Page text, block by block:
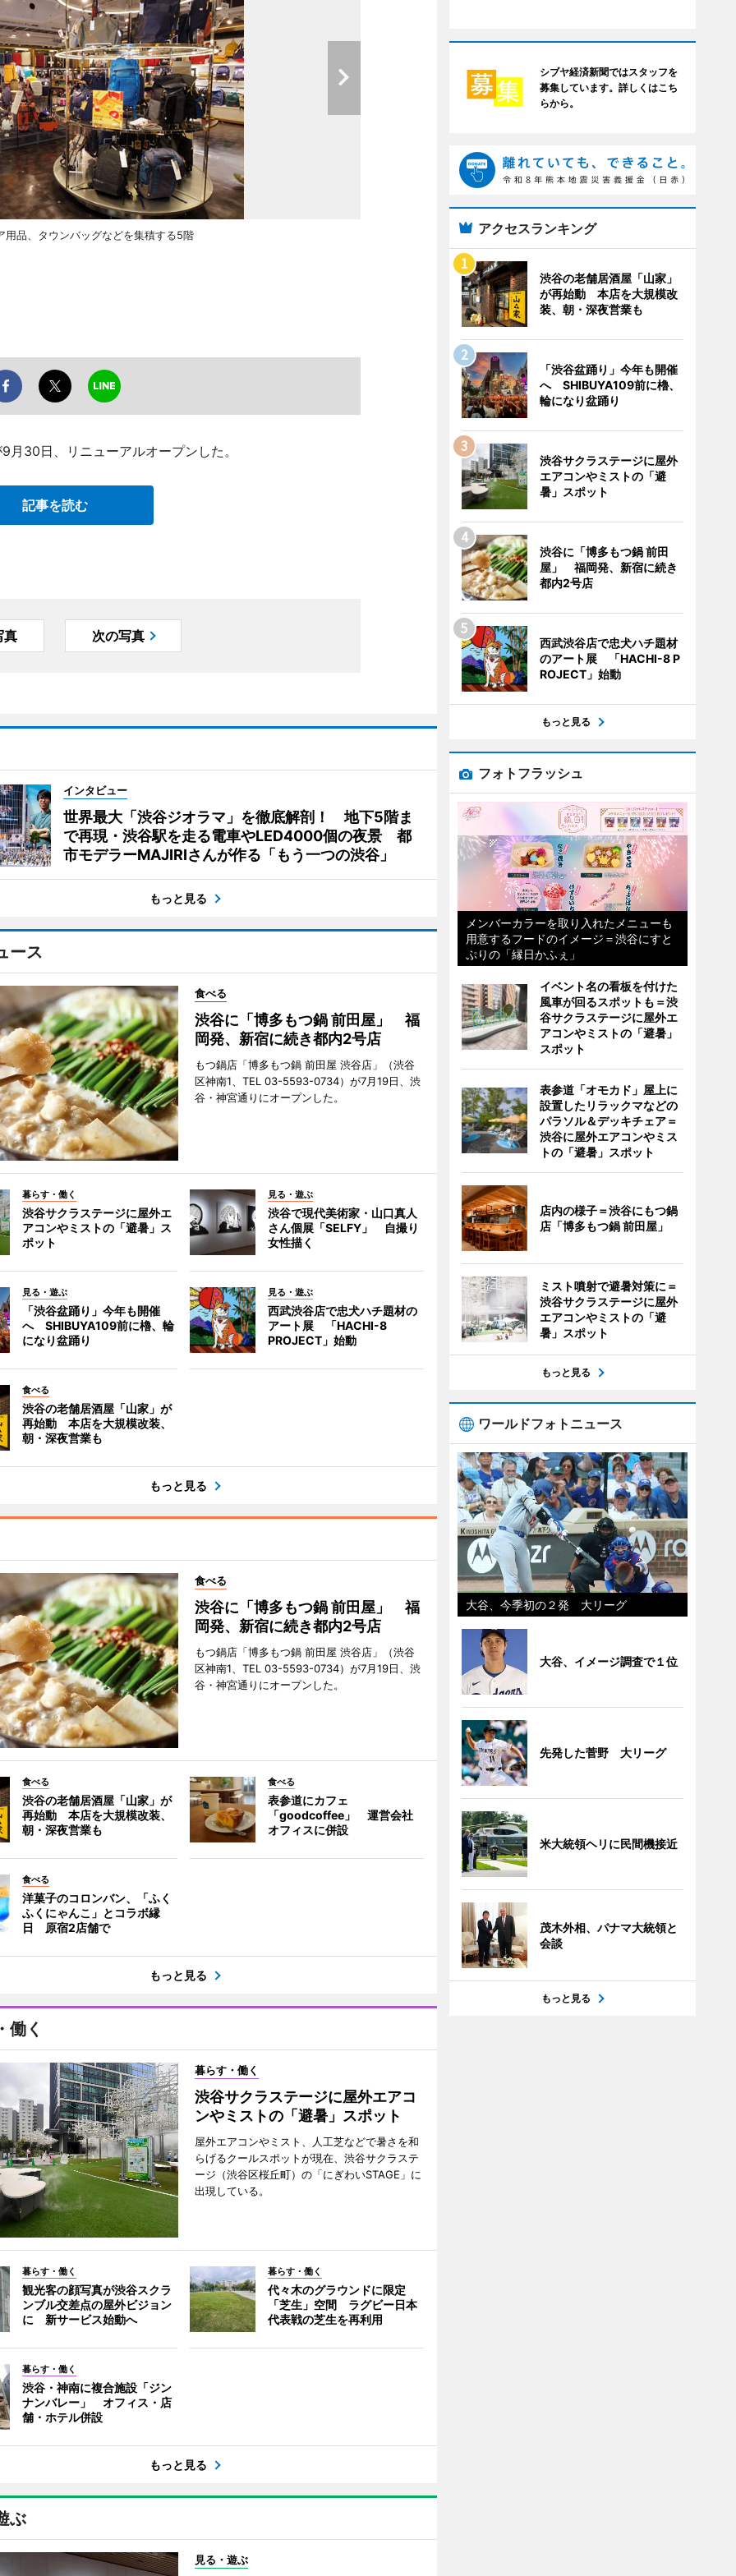
品、タウンバッグなどを集積する5階
30日、リニューアルオープンした。
記事を読む
真 次の写真
インタビュー
世界最大「渋谷ジオラマ」を徹底解剖！ 地下5階ま
で再現・渋谷駅を走る電車やLED4000個の夜景 都
市モデラーMAJIRIさんが作る「もう一つの渋谷」
もっと見る
ース
食べる
渋谷に「博多もつ鍋 前田屋」 福
岡発、新宿に続き都内2号店
もつ鍋店「博多もつ鍋 前田屋 渋谷店」（渋谷
区神南1、TEL 03-5593-0734）が7月19日、渋
谷・神宮通りにオープンした。
暮らす・働く
渋谷サクラステージに屋外エ
アコンやミストの「避暑」ス
ポット
見る・遊ぶ
渋谷で現代美術家・山口真人
さん個展「SELFY」 自撮り
女性描く
見る・遊ぶ
「渋谷盆踊り」今年も開催
へ SHIBUYA109前に櫓、輪
になり盆踊り
見る・遊ぶ
西武渋谷店で忠犬ハチ題材の
アート展 「HACHI-8
PROJECT」始動
食べる
渋谷の老舗居酒屋「山家」が
再始動 本店を大規模改装、
朝・深夜営業も
もっと見る
食べる
渋谷に「博多もつ鍋 前田屋」 福
岡発、新宿に続き都内2号店
もつ鍋店「博多もつ鍋 前田屋 渋谷店」（渋谷
区神南1、TEL 03-5593-0734）が7月19日、渋
谷・神宮通りにオープンした。
食べる
渋谷の老舗居酒屋「山家」が
再始動 本店を大規模改装、
朝・深夜営業も
食べる
表参道にカフェ
「goodcoffee」 運営会社
オフィスに併設
食べる
洋菓子のコロンバン、「ふく
ふくにゃんこ」とコラボ縁
日 原宿2店舗で
もっと見る
働く
暮らす・働く
渋谷サクラステージに屋外エアコ
ンやミストの「避暑」スポット
屋外エアコンやミスト、人工芝などで暑さを和
らげるクールスポットが現在、渋谷サクラステ
ージ（渋谷区桜丘町）の「にぎわいSTAGE」に
出現している。
暮らす・働く
観光客の顔写真が渋谷スクラ
ンブル交差点の屋外ビジョン
に 新サービス始動へ
暮らす・働く
代々木のグラウンドに限定
「芝生」空間 ラグビー日本
代表戦の芝生を再利用
暮らす・働く
渋谷・神南に複合施設「ジン
ナンバレー」 オフィス・店
舗・ホテル併設
もっと見る
ぶ
見る・遊ぶ
シブヤ経済新聞ではスタッフを
募集しています。詳しくはこち
らから。
アクセスランキング
渋谷の老舗居酒屋「山家」
が再始動 本店を大規模改
装、朝・深夜営業も
「渋谷盆踊り」今年も開催
へ SHIBUYA109前に櫓、
輪になり盆踊り
渋谷サクラステージに屋外
エアコンやミストの「避
暑」スポット
渋谷に「博多もつ鍋 前田
屋」 福岡発、新宿に続き
都内2号店
西武渋谷店で忠犬ハチ題材
のアート展 「HACHI-8 P
ROJECT」始動
もっと見る
フォトフラッシュ
メンバーカラーを取り入れたメニューも
用意するフードのイメージ＝渋谷にすと
ぷりの「縁日かふぇ」
イベント名の看板を付けた
風車が回るスポットも＝渋
谷サクラステージに屋外エ
アコンやミストの「避暑」
スポット
表参道「オモカド」屋上に
設置したリラックマなどの
パラソル＆デッキチェア＝
渋谷に屋外エアコンやミス
トの「避暑」スポット
店内の様子＝渋谷にもつ鍋
店「博多もつ鍋 前田屋」
ミスト噴射で避暑対策に＝
渋谷サクラステージに屋外
エアコンやミストの「避
暑」スポット
もっと見る
ワールドフォトニュース
大谷、今季初の２発 大リーグ
大谷、イメージ調査で１位
先発した菅野 大リーグ
米大統領ヘリに民間機接近
茂木外相、パナマ大統領と
会談
もっと見る